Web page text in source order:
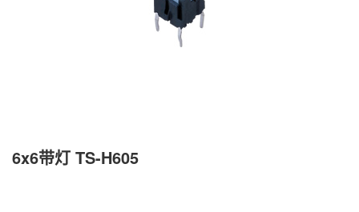
6x6带灯 TS-H605